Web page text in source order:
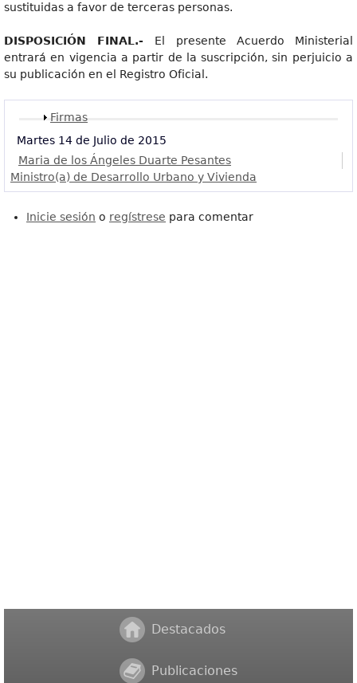
sustituidas a favor de terceras personas.
DISPOSICIÓN FINAL.- El presente Acuerdo Ministerial
entrará en vigencia a partir de la suscripción, sin perjuicio a
su publicación en el Registro Oficial.
Mostrar
Firmas
Martes 14 de Julio de 2015
Maria de los Ángeles Duarte Pesantes
Ministro(a) de Desarrollo Urbano y Vivienda
Inicie sesión o regístrese para comentar
Destacados
Publicaciones